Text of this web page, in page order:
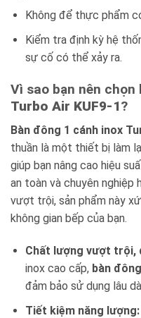
Không để thực phẩm
Kiểm tra định kỳ hệ
sự cố có thể xảy ra.
Vì sao bạn nên chọn
Turbo Air KUF9-1?
Bàn đông 1 cánh inox
thuần là một thiết bị làm
giúp bạn nâng cao hiệu
an toàn và chuyên nghiệp
vượt trội, sản phẩm này
không gian bếp của bạn.
Chất lượng vượt trội,
inox cao cấp, bàn
đảm bảo sử dụng lâu
Tiết kiệm năng lượng: